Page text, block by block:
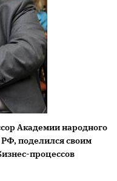
Академии народного
РФ, поделился своим
процессов